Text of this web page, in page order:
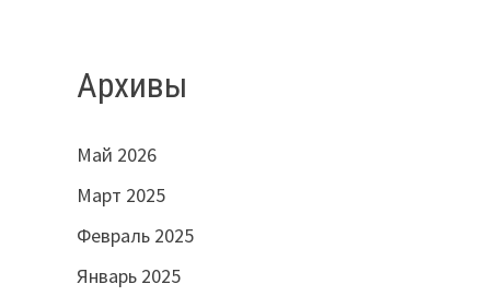
Архивы
Май 2026
Март 2025
Февраль 2025
Январь 2025